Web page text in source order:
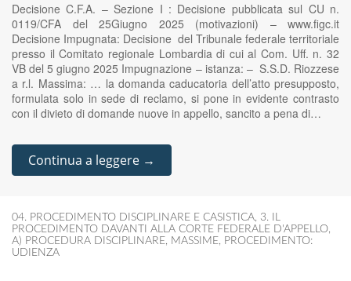
Decisione C.F.A. – Sezione I : Decisione pubblicata sul CU n.
0119/CFA del 25Giugno 2025 (motivazioni) – www.figc.it
Decisione Impugnata: Decisione del Tribunale federale territoriale
presso il Comitato regionale Lombardia di cui al Com. Uff. n. 32
VB del 5 giugno 2025 Impugnazione – istanza: – S.S.D. Riozzese
a r.l. Massima: … la domanda caducatoria dell’atto presupposto,
formulata solo in sede di reclamo, si pone in evidente contrasto
con il divieto di domande nuove in appello, sancito a pena di…
Continua a leggere →
04. PROCEDIMENTO DISCIPLINARE E CASISTICA, 3. IL
PROCEDIMENTO DAVANTI ALLA CORTE FEDERALE D'APPELLO,
A) PROCEDURA DISCIPLINARE, MASSIME, PROCEDIMENTO:
UDIENZA